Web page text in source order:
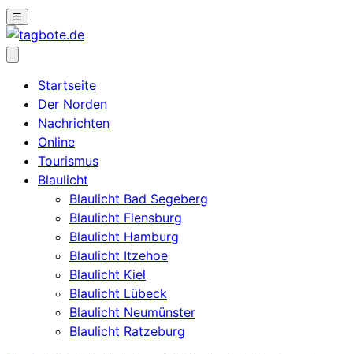
☰
Startseite
Der Norden
Nachrichten
Online
Tourismus
Blaulicht
Blaulicht Bad Segeberg
Blaulicht Flensburg
Blaulicht Hamburg
Blaulicht Itzehoe
Blaulicht Kiel
Blaulicht Lübeck
Blaulicht Neumünster
Blaulicht Ratzeburg